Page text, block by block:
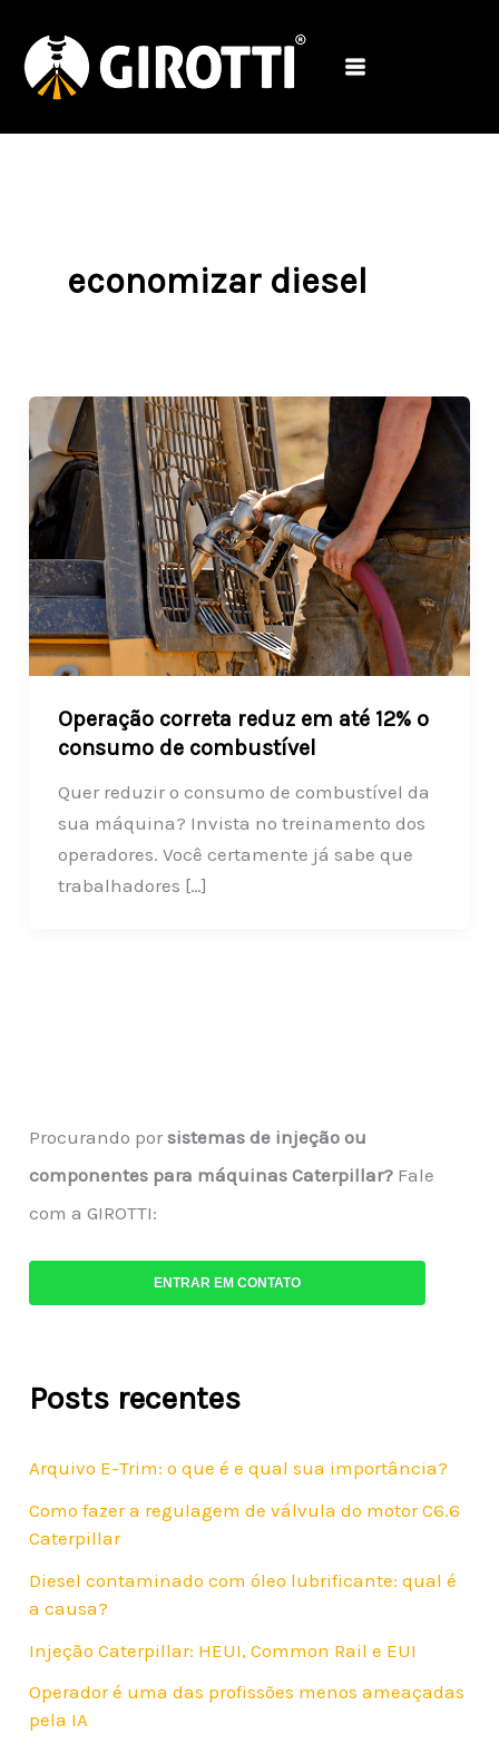
para
economizar diesel
Operação correta reduz em até 12% o
consumo de combustível
Quer reduzir o consumo de combustível da
sua máquina? Invista no treinamento dos
operadores. Você certamente já sabe que
trabalhadores […]
Procurando porsistemas de injeção ou
componentes para máquinas Caterpillar? Fale
com a GIROTTI:
ENTRAR EM CONTATO
Posts recentes
Arquivo E-Trim: o que é e qual sua importância?
Como fazer a regulagem de válvula do motor C6.6
Caterpillar
Diesel contaminado com óleo lubrificante: qual é
a causa?
Injeção Caterpillar: HEUI, Common Rail e EUI
Operador é uma das profissões menos ameaçadas
pela IA